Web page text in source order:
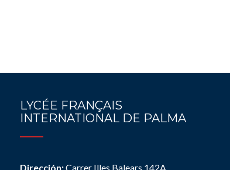
LYCÉE FRANÇAIS
INTERNATIONAL DE PALMA
Dirección:Carrer Illes Balears 142A